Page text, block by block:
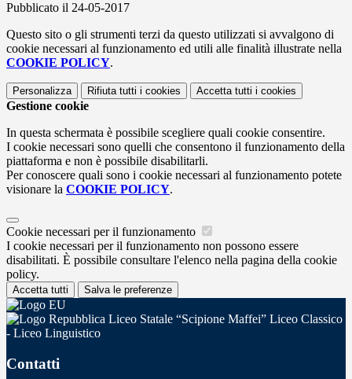
Pubblicato il 24-05-2017
Questo sito o gli strumenti terzi da questo utilizzati si avvalgono di
cookie necessari al funzionamento ed utili alle finalità illustrate nella
COOKIE POLICY.
Personalizza Rifiuta tutti i cookies Accetta tutti i cookies
Gestione cookie
In questa schermata è possibile scegliere quali cookie consentire.
I cookie necessari sono quelli che consentono il funzionamento della
piattaforma e non è possibile disabilitarli.
Per conoscere quali sono i cookie necessari al funzionamento potete
visionare la COOKIE POLICY.
Cookie necessari per il funzionamento
I cookie necessari per il funzionamento non possono essere
disabilitati. È possibile consultare l'elenco nella pagina della cookie
policy.
Accetta tutti Salva le preferenze
Liceo Statale “Scipione Maffei” Liceo Classico
- Liceo Linguistico
Contatti